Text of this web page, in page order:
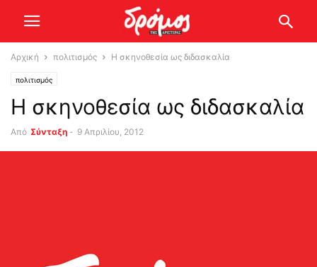
Αρχική πολιτισμός Η σκηνοθεσία ως διδασκαλία
πολιτισμός
Η σκηνοθεσία ως διδασκαλία
Από Σύνταξη - 9 Απριλίου, 2012